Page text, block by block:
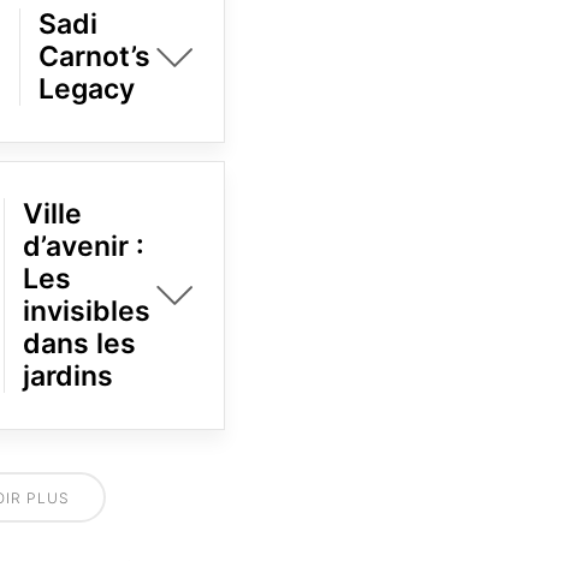
Sadi
Carnot’s
Legacy
Ville
d’avenir :
Les
invisibles
dans les
jardins
PLUS